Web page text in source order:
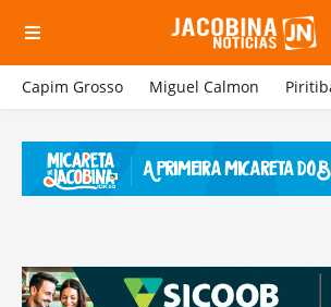
Capim Grosso Miguel Calmon